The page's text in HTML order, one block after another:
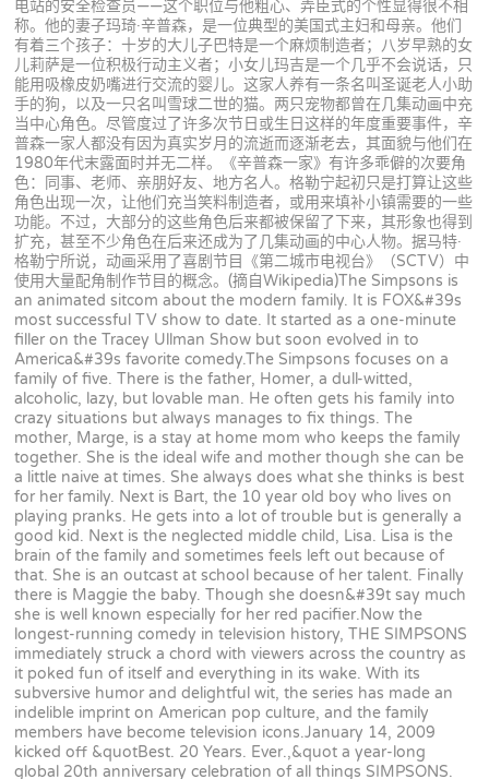
电站的安全检查员——这个职位与他粗心、弄臣式的个性显得很不相
称。他的妻子玛琦·辛普森，是一位典型的美国式主妇和母亲。他们
有着三个孩子：十岁的大儿子巴特是一个麻烦制造者；八岁早熟的女
儿莉萨是一位积极行动主义者；小女儿玛吉是一个几乎不会说话，只
能用吸橡皮奶嘴进行交流的婴儿。这家人养有一条名叫圣诞老人小助
手的狗，以及一只名叫雪球二世的猫。两只宠物都曾在几集动画中充
当中心角色。尽管度过了许多次节日或生日这样的年度重要事件，辛
普森一家人都没有因为真实岁月的流逝而逐渐老去，其面貌与他们在
1980年代末露面时并无二样。《辛普森一家》有许多乖僻的次要角
色：同事、老师、亲朋好友、地方名人。格勒宁起初只是打算让这些
角色出现一次，让他们充当笑料制造者，或用来填补小镇需要的一些
功能。不过，大部分的这些角色后来都被保留了下来，其形象也得到
扩充，甚至不少角色在后来还成为了几集动画的中心人物。据马特·
格勒宁所说，动画采用了喜剧节目《第二城市电视台》（SCTV）中
使用大量配角制作节目的概念。(摘自Wikipedia)The Simpsons is
an animated sitcom about the modern family. It is FOX&#39s
most successful TV show to date. It started as a one-minute
filler on the Tracey Ullman Show but soon evolved in to
America&#39s favorite comedy.The Simpsons focuses on a
family of five. There is the father, Homer, a dull-witted,
alcoholic, lazy, but lovable man. He often gets his family into
crazy situations but always manages to fix things. The
mother, Marge, is a stay at home mom who keeps the family
together. She is the ideal wife and mother though she can be
a little naive at times. She always does what she thinks is best
for her family. Next is Bart, the 10 year old boy who lives on
playing pranks. He gets into a lot of trouble but is generally a
good kid. Next is the neglected middle child, Lisa. Lisa is the
brain of the family and sometimes feels left out because of
that. She is an outcast at school because of her talent. Finally
there is Maggie the baby. Though she doesn&#39t say much
she is well known especially for her red pacifier.Now the
longest-running comedy in television history, THE SIMPSONS
immediately struck a chord with viewers across the country as
it poked fun of itself and everything in its wake. With its
subversive humor and delightful wit, the series has made an
indelible imprint on American pop culture, and the family
members have become television icons.January 14, 2009
kicked off &quotBest. 20 Years. Ever.,&quot a year-long
global 20th anniversary celebration of all things SIMPSONS.